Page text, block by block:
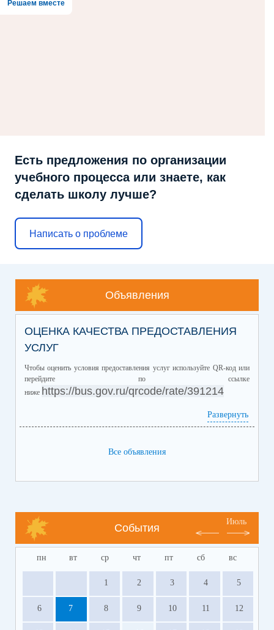
Решаем вместе
Есть предложения по организации
учебного процесса или знаете, как
сделать школу лучше?
Написать о проблеме
Объявления
ОЦЕНКА КАЧЕСТВА ПРЕДОСТАВЛЕНИЯ
УСЛУГ
Чтобы оценить условия предоставления услуг используйте QR-код или
перейдите по ссылке
ниже https://bus.gov.ru/qrcode/rate/391214
Развернуть
Все объявления
События
Июль
пн вт ср чт пт сб вс
1 2 3 4 5
6 7 8 9 10 11 12